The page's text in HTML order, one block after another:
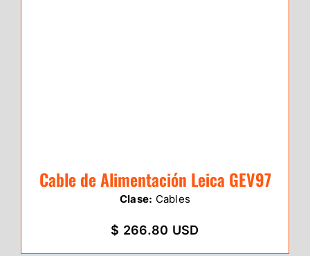
Cable de Alimentación Leica GEV97
Clase: Cables
$ 266.80 USD